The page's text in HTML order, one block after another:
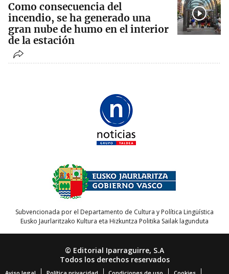
Como consecuencia del
incendio, se ha generado una
gran nube de humo en el interior
de la estación
Subvencionada por el Departamento de Cultura y Política Lingüística
Eusko Jaurlaritzako Kultura eta Hizkuntza Politika Sailak lagunduta
© Editorial Iparraguirre, S.A
Todos los derechos reservados